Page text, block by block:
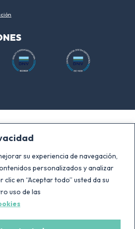
su experiencia de navegación,
personalizados y analizar
en “Aceptar todo” usted da su
uso de las
Calle Cidro 2
28044 – Madrid
T. +34 881 068 725